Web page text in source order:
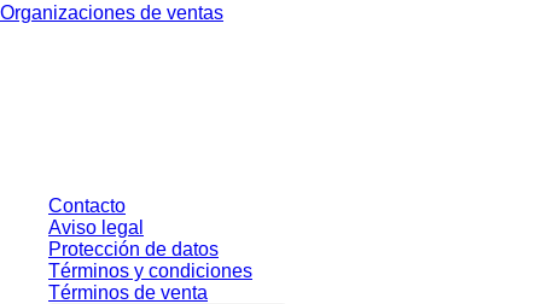
Organizaciones de ventas
Contacto
Aviso legal
Protección de datos
Términos y condiciones
Términos de venta